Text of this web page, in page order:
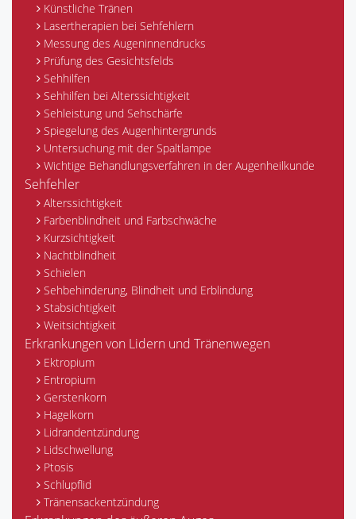
Künstliche Tränen
Lasertherapien bei Sehfehlern
Messung des Augeninnendrucks
Prüfung des Gesichtsfelds
Sehhilfen
Sehhilfen bei Alterssichtigkeit
Sehleistung und Sehschärfe
Spiegelung des Augenhintergrunds
Untersuchung mit der Spaltlampe
Wichtige Behandlungsverfahren in der Augenheilkunde
Sehfehler
Alterssichtigkeit
Farbenblindheit und Farbschwäche
Kurzsichtigkeit
Nachtblindheit
Schielen
Sehbehinderung, Blindheit und Erblindung
Stabsichtigkeit
Weitsichtigkeit
Erkrankungen von Lidern und Tränenwegen
Ektropium
Entropium
Gerstenkorn
Hagelkorn
Lidrandentzündung
Lidschwellung
Ptosis
Schlupflid
Tränensackentzündung